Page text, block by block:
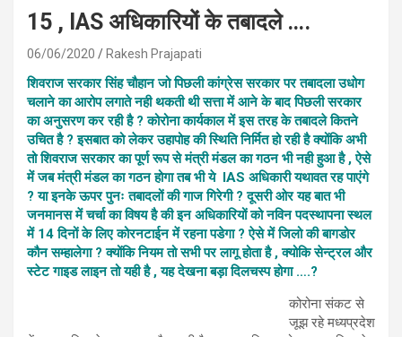
15 , IAS अधिकारियों के तबादले ….
06/06/2020 Rakesh Prajapati
शिवराज सरकार सिंह चौहान जो पिछली कांग्रेस सरकार पर तबादला उधोग
चलाने का आरोप लगाते नही थकती थी सत्ता में आने के बाद पिछली सरकार
का अनुसरण कर रही है ? कोरोना कार्यकाल में इस तरह के तबादले कितने
उचित है ? इसबात को लेकर उहापोह की स्थिति निर्मित हो रही है क्योंकि अभी
तो शिवराज सरकार का पूर्ण रूप से मंत्री मंडल का गठन भी नही हुआ है , ऐसे
में जब मंत्री मंडल का गठन होगा तब भी ये IAS अधिकारी यथावत रह पाएंगे
? या इनके ऊपर पुनः तबादलों की गाज गिरेगी ? दूसरी ओर यह बात भी
जनमानस में चर्चा का विषय है की इन अधिकारियों को नविन पदस्थापना स्थल
में 14 दिनों के लिए कोरनटाईन में रहना पडेगा ? ऐसे में जिलो की बागडोर
कौन सम्हालेगा ? क्योंकि नियम तो सभी पर लागू होता है , क्योकि सेन्ट्रल और
स्टेट गाइड लाइन तो यही है , यह देखना बड़ा दिलचस्प होगा ….?
कोरोना संकट से
जूझ रहे मध्यप्रदेश